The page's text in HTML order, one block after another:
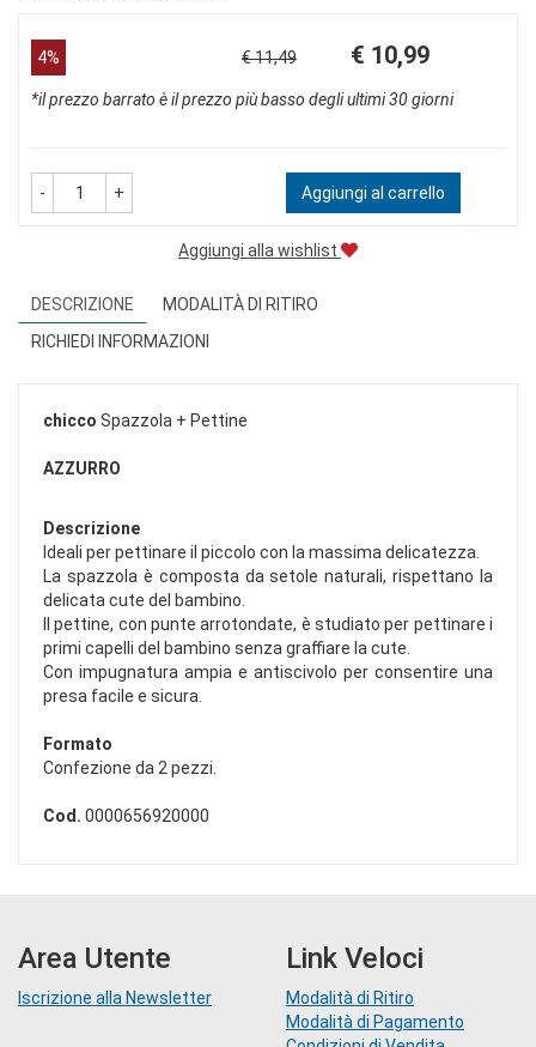
Sconto
del
4% € 11,49
Prezzo
scontato
€ 10,99
*il prezzo barrato è il prezzo più basso degli ultimi 30 giorni
- + Aggiungi al carrello
Aggiungi alla wishlist
DESCRIZIONE
MODALITÀ DI RITIRO
RICHIEDI INFORMAZIONI
chicco Spazzola + Pettine
AZZURRO
Descrizione
Ideali per pettinare il piccolo con la massima delicatezza.
La spazzola è composta da setole naturali, rispettano la
delicata cute del bambino.
Il pettine, con punte arrotondate, è studiato per pettinare i
primi capelli del bambino senza graffiare la cute.
Con impugnatura ampia e antiscivolo per consentire una
presa facile e sicura.
Formato
Confezione da 2 pezzi.
Cod. 0000656920000
Area Utente
Iscrizione alla Newsletter
Link Veloci
Modalità di Ritiro
Modalità di Pagamento